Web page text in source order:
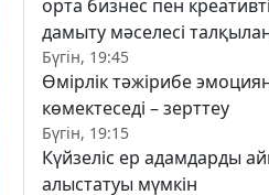
орта бизнес пен
дамыту мәселесі
Бүгін, 19:45
Өмірлік тәжірибе
көмектеседі – зерттеу
Бүгін, 19:15
Күйзеліс ер адамдарды
алыстатуы мүмкін